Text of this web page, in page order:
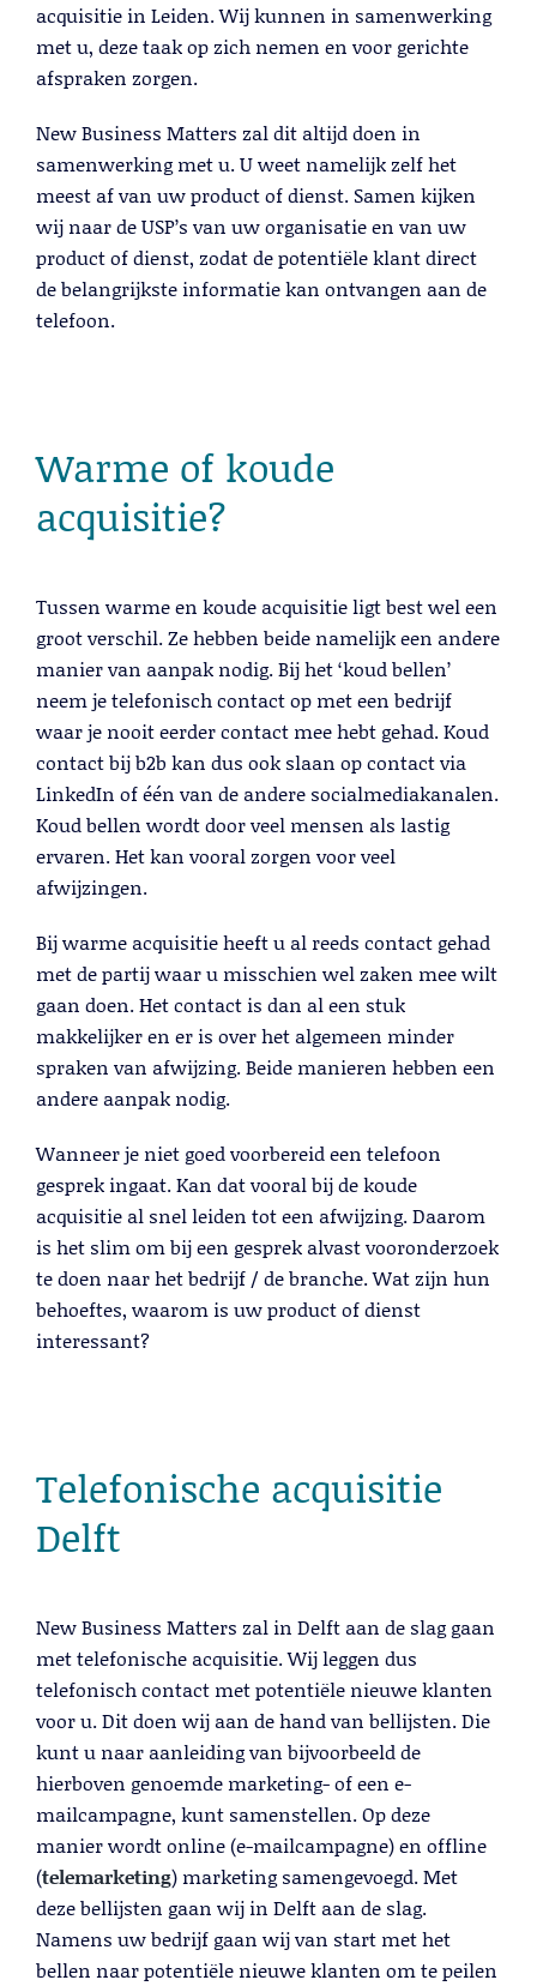
acquisitie in Leiden. Wij kunnen in samenwerking
met u, deze taak op zich nemen en voor gerichte
afspraken zorgen.
New Business Matters zal dit altijd doen in
samenwerking met u. U weet namelijk zelf het
meest af van uw product of dienst. Samen kijken
wij naar de USP’s van uw organisatie en van uw
product of dienst, zodat de potentiële klant direct
de belangrijkste informatie kan ontvangen aan de
telefoon.
Warme of koude
acquisitie?
Tussen warme en koude acquisitie ligt best wel een
groot verschil. Ze hebben beide namelijk een andere
manier van aanpak nodig. Bij het ‘koud bellen’
neem je telefonisch contact op met een bedrijf
waar je nooit eerder contact mee hebt gehad. Koud
contact bij b2b kan dus ook slaan op contact via
LinkedIn of één van de andere socialmediakanalen.
Koud bellen wordt door veel mensen als lastig
ervaren. Het kan vooral zorgen voor veel
afwijzingen.
Bij warme acquisitie heeft u al reeds contact gehad
met de partij waar u misschien wel zaken mee wilt
gaan doen. Het contact is dan al een stuk
makkelijker en er is over het algemeen minder
spraken van afwijzing. Beide manieren hebben een
andere aanpak nodig.
Wanneer je niet goed voorbereid een telefoon
gesprek ingaat. Kan dat vooral bij de koude
acquisitie al snel leiden tot een afwijzing. Daarom
is het slim om bij een gesprek alvast vooronderzoek
te doen naar het bedrijf / de branche. Wat zijn hun
behoeftes, waarom is uw product of dienst
interessant?
Telefonische acquisitie
Delft
New Business Matters zal in Delft aan de slag gaan
met telefonische acquisitie. Wij leggen dus
telefonisch contact met potentiële nieuwe klanten
voor u. Dit doen wij aan de hand van bellijsten. Die
kunt u naar aanleiding van bijvoorbeeld de
hierboven genoemde marketing- of een e-
mailcampagne, kunt samenstellen. Op deze
manier wordt online (e-mailcampagne) en offline
(telemarketing) marketing samengevoegd. Met
deze bellijsten gaan wij in Delft aan de slag.
Namens uw bedrijf gaan wij van start met het
bellen naar potentiële nieuwe klanten om te peilen
Lead Generation B2B
Telemarketing
Lees meer
Cold Calling
Trainingen
Lees meer